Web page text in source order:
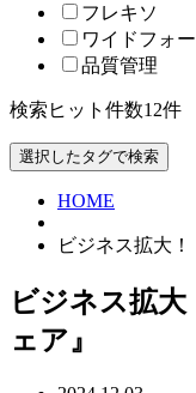
フレキソ
ワイドフォ
品質管理
検索ヒット件数12件
HOME
ビジネス拡大
ビジネス拡
ェア』